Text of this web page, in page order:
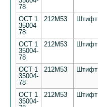
78
ОСТ 1
35004-
78
212М53 Штифт
ОСТ 1
35004-
78
212М53 Штифт
ОСТ 1
35004-
78
212М53 Штифт
ОСТ 1
35004-
212М53 Штифт